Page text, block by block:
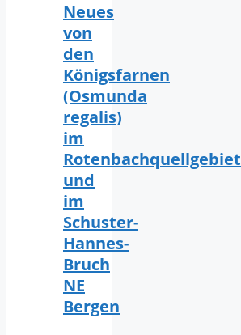
Neues
von
den
Königsfarnen
(Osmunda
regalis)
im
Rotenbachquellgebiet
und
im
Schuster-
Hannes-
Bruch
NE
Bergen